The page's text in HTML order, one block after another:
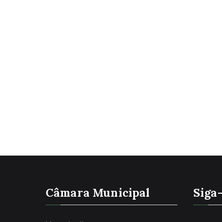
Câmara Municipal